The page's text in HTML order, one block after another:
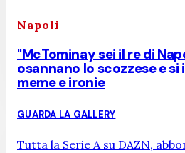
Napoli
"McTominay sei il re di
osannano lo scozzese e
meme e ironie
GUARDA LA GALLERY
Tutta la Serie A su DAZN,